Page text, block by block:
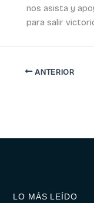
nos asista y
para salir
ANTERIOR
LO MÁS LEÍDO